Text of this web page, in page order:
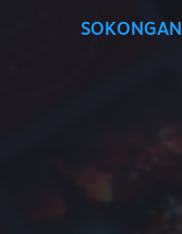
SOKONGAN